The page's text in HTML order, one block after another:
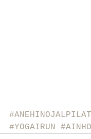
#YOGAIRUN